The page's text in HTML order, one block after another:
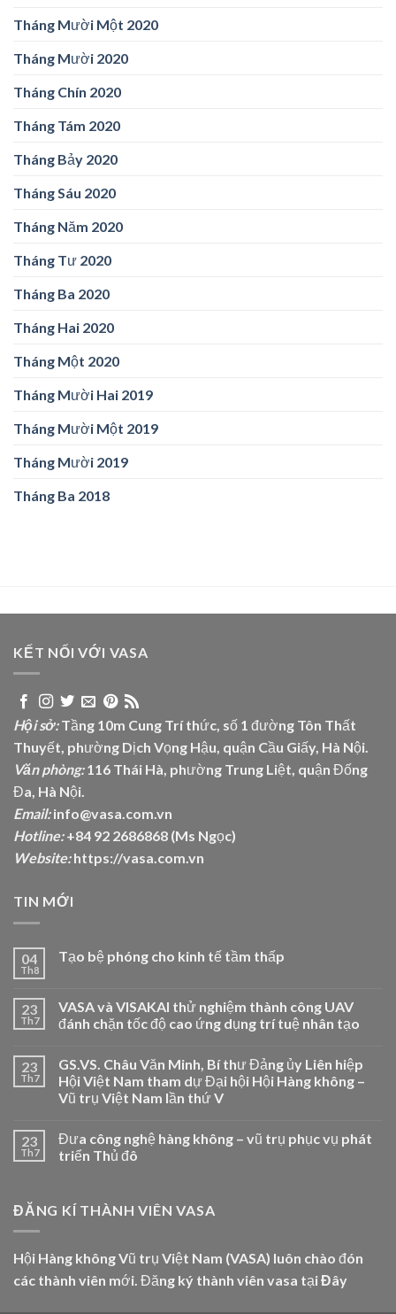
Tháng Mười Một 2020
Tháng Mười 2020
Tháng Chín 2020
Tháng Tám 2020
Tháng Bảy 2020
Tháng Sáu 2020
Tháng Năm 2020
Tháng Tư 2020
Tháng Ba 2020
Tháng Hai 2020
Tháng Một 2020
Tháng Mười Hai 2019
Tháng Mười Một 2019
Tháng Mười 2019
Tháng Ba 2018
KẾT NỐI VỚI VASA
Hội sở:Tầng 10m Cung Trí thức, số 1 đường Tôn Thất
Thuyết, phường Dịch Vọng Hậu, quận Cầu Giấy, Hà Nội.
Văn phòng:116 Thái Hà, phường Trung Liệt, quận Đống
Đa, Hà Nội.
Email:info@vasa.com.vn
Hotline:+84 92 2686868 (Ms Ngọc)
Website: https://vasa.com.vn
TIN MỚI
04
Th8
Tạo bệ phóng cho kinh tế tầm thấp
23
Th7
VASA và VISAKAI thử nghiệm thành công UAV
đánh chặn tốc độ cao ứng dụng trí tuệ nhân tạo
23
Th7
GS.VS. Châu Văn Minh, Bí thư Đảng ủy Liên hiệp
Hội Việt Nam tham dự Đại hội Hội Hàng không –
Vũ trụ Việt Nam lần thứ V
23
Th7
Đưa công nghệ hàng không – vũ trụ phục vụ phát
triển Thủ đô
ĐĂNG KÍ THÀNH VIÊN VASA
Hội Hàng không Vũ trụ Việt Nam (VASA) luôn chào đón
các thành viên mới. Đăng ký thành viên vasa tạiĐây